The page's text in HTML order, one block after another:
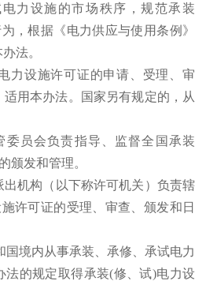
力设施的市场秩序，规范承装
，根据《电力供应与使用条例》
法。
力设施许可证的申请、受理、审
用本办法。国家另有规定的，从
员会负责指导、监督全国承装
颁发和管理。
机构（以下称许可机关）负责辖
许可证的受理、审查、颁发和日
境内从事承装、承修、承试电力
法的规定取得承装(修、试)电力设